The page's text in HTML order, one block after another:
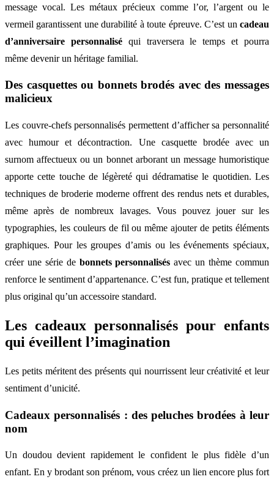
message vocal. Les métaux précieux comme l’or, l’argent ou le
vermeil garantissent une durabilité à toute épreuve. C’est un cadeau
d’anniversaire personnaliséqui traversera le temps et pourra
même devenir un héritage familial.
Des casquettes ou bonnets brodés avec des messages
malicieux
Les couvre-chefs personnalisés permettent d’afficher sa personnalité
avec humour et décontraction. Une casquette brodée avec un
surnom affectueux ou un bonnet arborant un message humoristique
apporte cette touche de légèreté qui dédramatise le quotidien. Les
techniques de broderie moderne offrent des rendus nets et durables,
même après de nombreux lavages. Vous pouvez jouer sur les
typographies, les couleurs de fil ou même ajouter de petits éléments
graphiques. Pour les groupes d’amis ou les événements spéciaux,
créer une série de bonnets personnalisés avec un thème commun
renforce le sentiment d’appartenance. C’est fun, pratique et tellement
plus original qu’un accessoire standard.
Les cadeaux personnalisés pour enfants
qui éveillent l’imagination
Les petits méritent des présents qui nourrissent leur créativité et leur
sentiment d’unicité.
Cadeaux personnalisés : des peluches brodées à leur
nom
Un doudou devient rapidement le confident le plus fidèle d’un
enfant. En y brodant son prénom, vous créez un lien encore plus fort